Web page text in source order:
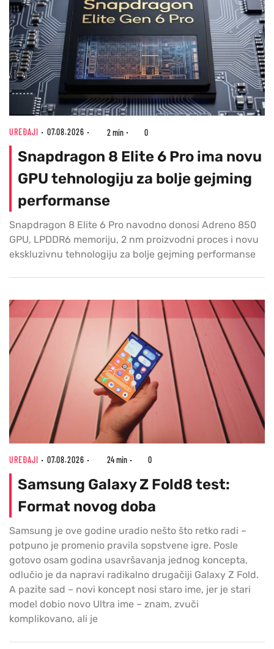
UREĐAJI 07.08.2026 2 min 0
Snapdragon 8 Elite 6 Pro ima novu
GPU tehnologiju za bolje gejming
performanse
Snapdragon 8 Elite 6 Pro navodno donosi Adreno 850
GPU, LPDDR6 memoriju, 2 nm proizvodni proces i novu
ekskluzivnu tehnologiju za bolje gejming performanse
UREĐAJI 07.08.2026 24 min 0
Samsung Galaxy Z Fold8 test:
Format novog doba
Samsung je ove godine uradio nešto što retko radi –
potpuno je promenio pravila sopstvene igre. Posle
gotovo osam godina usavršavanja jednog koncepta,
odlučio je da napravi radikalno drugačiji Galaxy Z Fold.
A pazite sad – novi koncept nosi staro ime, jer je stari
model dobio novo Ultra ime – znam, zvuči
komplikovano, ali je